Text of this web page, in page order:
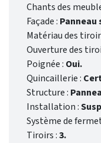
Chants des
Façade :
Matériau des
Ouverture des
Poignée : Oui.
Quincaillerie :
Structure :
Installation :
Système de
Tiroirs :3.